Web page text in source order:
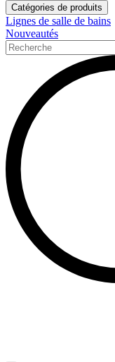
Catégories de produits
Lignes de salle de bains
Nouveautés